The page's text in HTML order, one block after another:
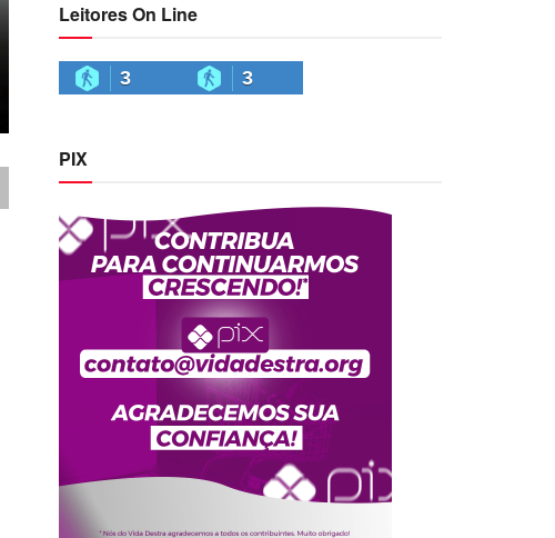
Leitores On Line
3 3
PIX